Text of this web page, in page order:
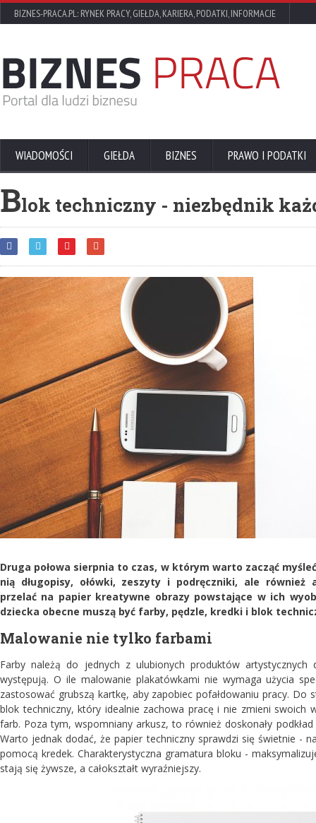
BIZNES-PRACA.PL: RYNEK PRACY, GIEŁDA, KARIERA, PODATKI, INFORMACJE
WIADOMOŚCI GIEŁDA BIZNES PRAWO I PODATKI
Blok techniczny - niezbędnik
Druga połowa sierpnia to czas, w którym warto zacząć
nią długopisy, ołówki, zeszyty i podręczniki, ale również
przelać na papier kreatywne obrazy powstające w ich
dziecka obecne muszą być farby, pędzle, kredki i blok
Malowanie nie tylko farbami
Farby należą do jednych z ulubionych produktów
występują. O ile malowanie plakatówkami nie wymaga użycia
zastosować grubszą kartkę, aby zapobiec pofałdowaniu pracy. Do
blok techniczny, który idealnie zachowa pracę i nie zmieni swoich
farb. Poza tym, wspomniany arkusz, to również doskonały
Warto jednak dodać, że papier techniczny sprawdzi się świetnie -
pomocą kredek. Charakterystyczna gramatura bloku -
stają się żywsze, a całokształt wyraźniejszy.